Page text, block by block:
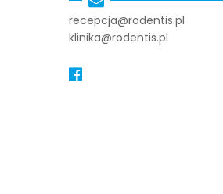
recepcja@rodentis.pl
klinika@rodentis.pl